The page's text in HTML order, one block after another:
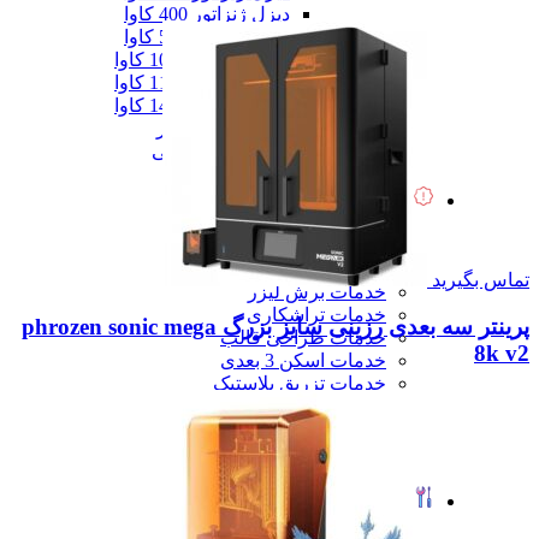
دیزل ژنزاتور 400 کاوا
دیزل ژنزاتور 550 کاوا
دیزل ژنزاتور 1000 کاوا
دیزل ژنزاتور 1100 کاوا
همه ماشین آلات صنعتی
همه محصولات
خدمات
خدمات
خدمات CNC
خدمات پرینت سه بعدی
خدمات برش لیزر
خدمات تراشکاری
خدمات طراحی قالب
خدمات اسکن 3 بعدی
خدمات تزریق پلاستیک
خدمات فرزکاری
خدمات واترجت
خدمات خم کاری
همه خدمات
تعمیرات
تماس بگیرید
پرینتر سه بعدی رزینی سایز بزرگ phrozen sonic mega
8k v2